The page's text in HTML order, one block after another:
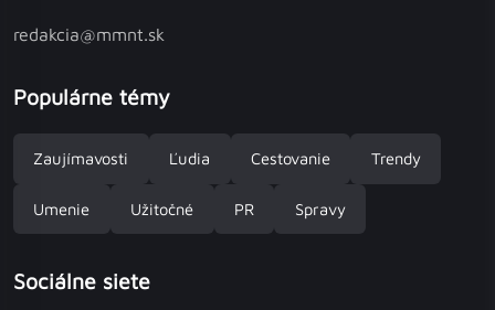
redakcia@mmnt.sk
Populárne témy
Zaujímavosti Ľudia Cestovanie Trendy
Umenie Užitočné PR Spravy
Sociálne siete